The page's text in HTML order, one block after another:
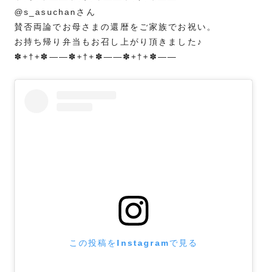
@s_asuchanさん
賛否両論でお母さまの還暦をご家族でお祝い。
お持ち帰り弁当もお召し上がり頂きました♪
✽+†+✽――✽+†+✽――✽+†+✽――
この投稿をInstagramで見る